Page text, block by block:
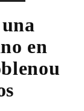
en